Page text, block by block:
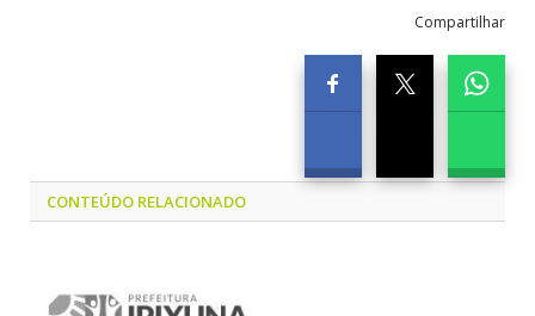
Compartilhar
CONTEÚDO RELACIONADO